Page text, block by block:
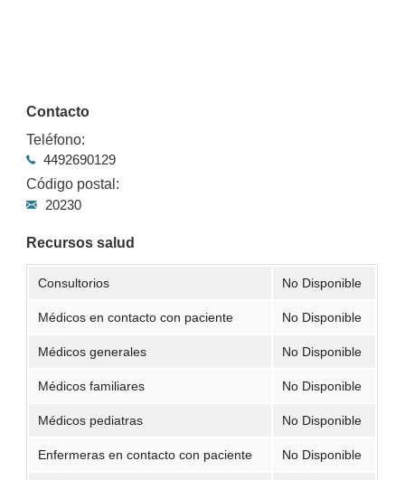
Contacto
Teléfono:
4492690129
Código postal:
20230
Recursos salud
Consultorios No Disponible
Médicos en contacto con paciente No Disponible
Médicos generales No Disponible
Médicos familiares No Disponible
Médicos pediatras No Disponible
Enfermeras en contacto con paciente No Disponible